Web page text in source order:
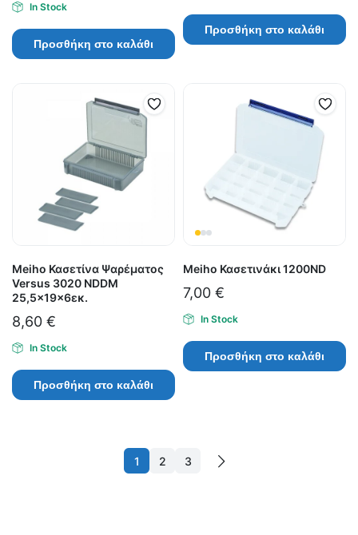
In Stock
Προσθήκη στο καλάθι
Προσθήκη στο καλάθι
Meiho Κασετίνα Ψαρέματος
Versus 3020 NDDM
25,5x19x6εκ.
8,60 €
In Stock
Προσθήκη στο καλάθι
Meiho Κασετινάκι 1200ND
7,00 €
In Stock
Προσθήκη στο καλάθι
1 2 3